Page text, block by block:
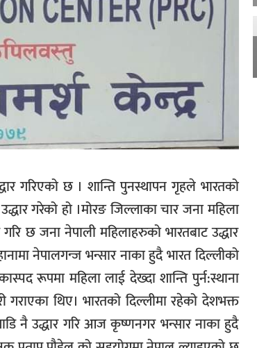
गरिएको छ । शान्ति पुनस्थापन गृहले भारतको
गरेको हो ।मोरङ जिल्लाका चार जना महिला
छ जना नेपाली महिलाहरुको भारतबाट उद्धार
नेपालगन्ज भन्सार नाका हुदै भारत दिल्लीको
रूपमा महिला लाई देख्दा शान्ति पुर्न:स्थाना
गराएका थिए। भारतको दिल्लीमा रहेको देशभक्त
नै उद्धार गरि आज कृष्णनगर भन्सार नाका हुदै